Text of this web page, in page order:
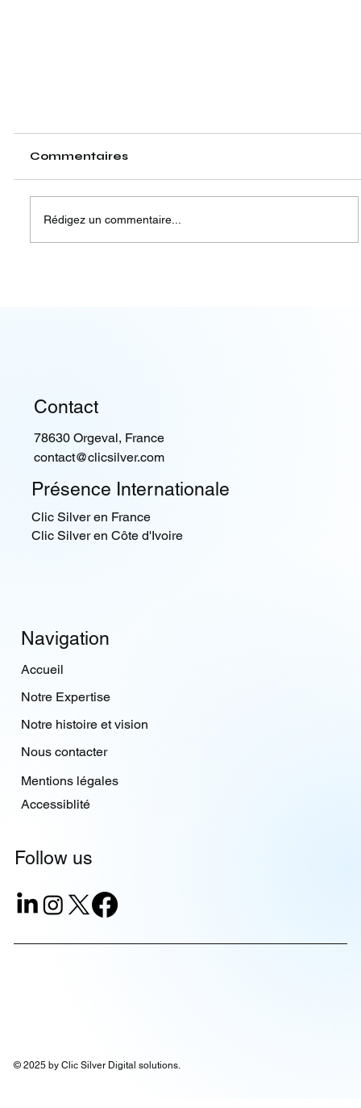
Commentaires
Rédigez un commentaire...
Contact
78630 Orgeval, France
Présence Internationale
Clic Silver en France
contact@clicsilver.com
Clic Silver en Côte d'Ivoire
Navigation
Accueil
Notre histoire et vision
Notre Expertise
Nous contacter
Mentions légales
Accessiblité
Follow us
© 2025 by Clic Silver Digital solutions.